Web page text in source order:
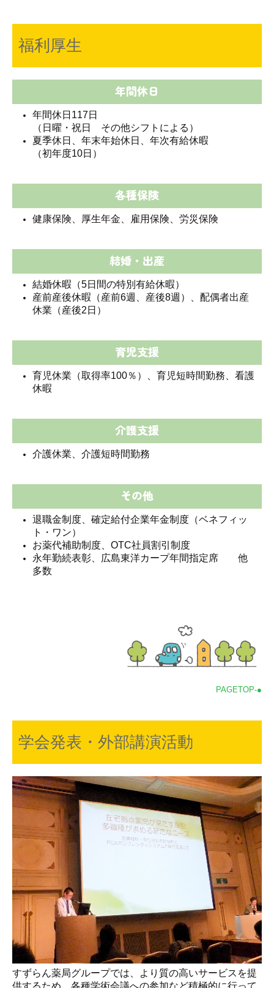
福利厚生
年間休日
年間休日117日
（日曜・祝日 その他シフトによる）
夏季休日、年末年始休日、年次有給休暇
（初年度10日）
各種保険
健康保険、厚生年金、雇用保険、労災保険
結婚・出産
結婚休暇（5日間の特別有給休暇）
産前産後休暇（産前6週、産後8週）、配偶者出産
休業（産後2日）
育児支援
育児休業（取得率100％）、育児短時間勤務、看護
休暇
介護支援
介護休業、介護短時間勤務
その他
退職金制度、確定給付企業年金制度（ベネフィッ
ト・ワン）
お薬代補助制度、OTC社員割引制度
永年勤続表彰、広島東洋カープ年間指定席 他
多数
PAGETOP-●
学会発表・外部講演活動
すずらん薬局グループでは、より質の高いサービスを提